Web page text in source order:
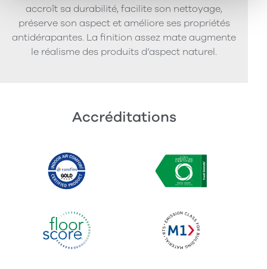
accroît sa durabilité, facilite son nettoyage,
préserve son aspect et améliore ses propriétés
antidérapantes. La finition assez mate augmente
le réalisme des produits d’aspect naturel.
Accréditations